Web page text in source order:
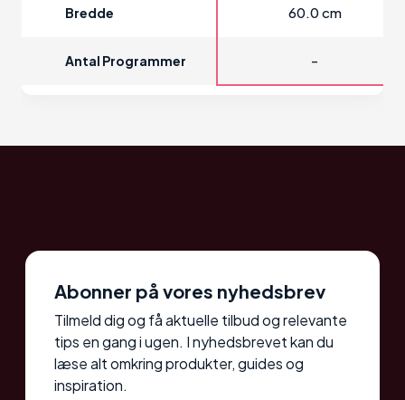
Bredde 60.0 cm
Antal Programmer -
Abonner på vores nyhedsbrev
Tilmeld dig og få aktuelle tilbud og relevante
tips en gang i ugen. I nyhedsbrevet kan du
læse alt omkring produkter, guides og
inspiration.